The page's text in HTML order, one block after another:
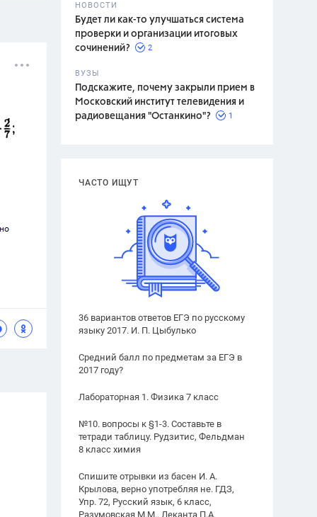
НОВОСТИ
Будет ли как-то улучшаться система
проверки и организации итоговых
сочинений?
2
ВУЗЫ
Подскажите, почему закрыли прием в
Московский институт телевидения и
радиовещания "Останкино"?
1
ЧАСТО ИЩУТ
36 вариантов ответов ЕГЭ по русскому
языку 2017. И. П. Цыбулько
Средний балл по предметам за ЕГЭ в
2017 году?
Лабораторная 1. Физика 7 класс
№10. вопросы к §1-3. Составьте в
тетради таблицу. Рудзитис, Фельдман
8 класс химия
Спишите отрывки из басен И. А.
Крылова, верно употребляя не. ГДЗ,
Упр. 72, Русский язык, 6 класс,
Разумовская М.М., Леканта П.А.